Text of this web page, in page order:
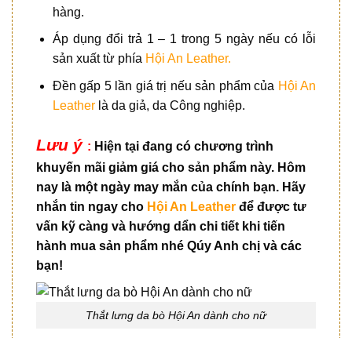
hàng.
Áp dụng đổi trả 1 – 1 trong 5 ngày nếu có lỗi
sản xuất từ phía Hội An Leather.
Đền gấp 5 lần giá trị nếu sản phẩm của Hội An
Leatherlà da giả, da Công nghiệp.
Lưu ý : Hiện tại đang có chương trình
khuyến mãi giảm giá cho sản phẩm này. Hôm
nay là một ngày may mắn của chính bạn. Hãy
nhắn tin ngay cho Hội An Leather để được tư
vấn kỹ càng và hướng dẩn chi tiết khi tiến
hành mua sản phẩm nhé Qúy Anh chị và các
bạn!
Thắt lưng da bò Hội An dành cho nữ